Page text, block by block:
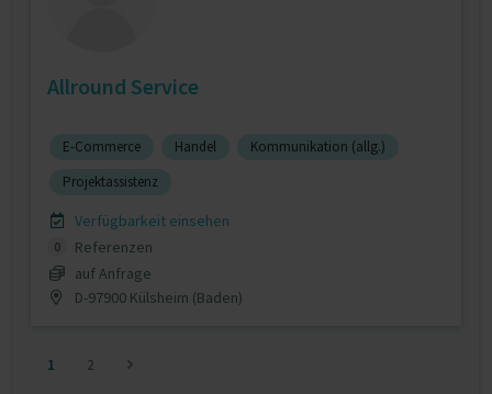
Allround Service
E-Commerce Handel
Kommunikation (allg.)
Projektassistenz
Verfügbarkeit einsehen
0
Referenzen
auf Anfrage
D-97900 Külsheim (Baden)
1 2